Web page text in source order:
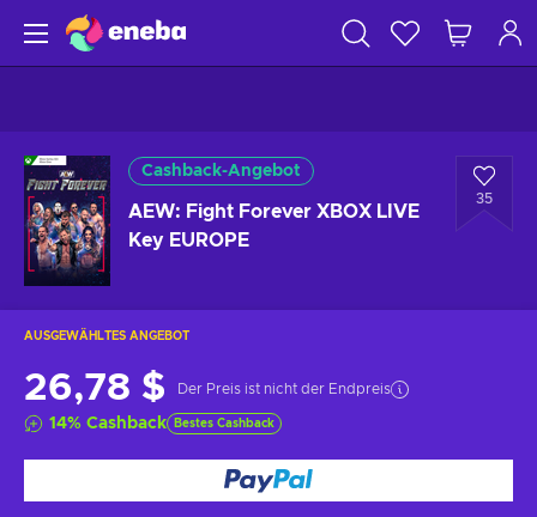
Cashback-Angebot
AEW: Fight Forever XBOX LIVE
Key EUROPE
35
AUSGEWÄHLTES ANGEBOT
26,78 $ Der Preis ist nicht der Endpreis
14% Cashback Bestes Cashback